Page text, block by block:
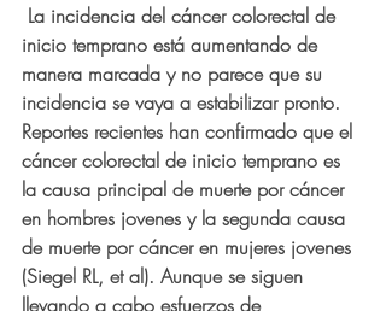
La incidencia del cáncer colorectal de
inicio temprano está aumentando de
manera marcada y no parece que su
incidencia se vaya a estabilizar pronto.
Reportes recientes han confirmado que el
cáncer colorectal de inicio temprano es
la causa principal de muerte por cáncer
en hombres jovenes y la segunda causa
de muerte por cáncer en mujeres jovenes
(Siegel RL, et al). Aunque se siguen
llevando a cabo esfuerzos de